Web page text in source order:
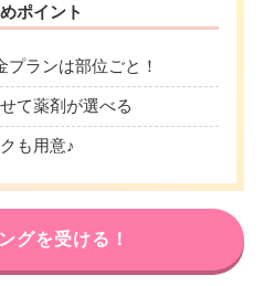
ポイント
プランは部位ごと！
て薬剤が選べる
も用意♪
グを受ける！